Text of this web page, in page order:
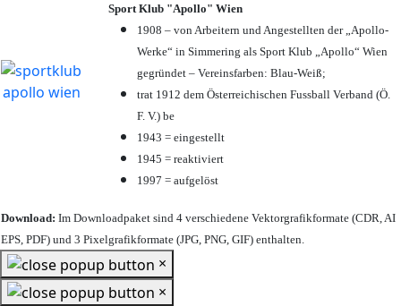
Sport Klub "Apollo" Wien
1908 – von Arbeitern und Angestellten der „Apollo-
Werke“ in Simmering als Sport Klub „Apollo“ Wien
gegründet – Vereinsfarben: Blau-Weiß;
trat 1912 dem Österreichischen Fussball Verband (Ö.
F. V.) be
1943 = eingestellt
1945 = reaktiviert
1997 = aufgelöst
Download: Im Downloadpaket sind 4 verschiedene Vektorgrafikformate (CDR, AI
EPS, PDF) und 3 Pixelgrafikformate (JPG, PNG, GIF) enthalten.
×
×